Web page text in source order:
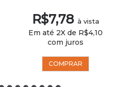
R$7,78 à vista
Em até 2X de R$4,10
com juros
COMPRAR